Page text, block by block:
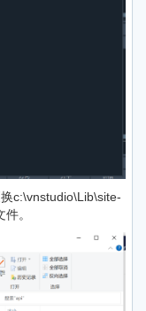
c:\vnstudio\Lib\site-
。